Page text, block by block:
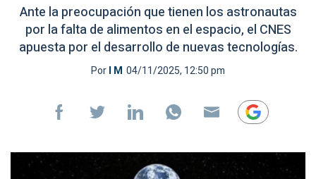
Ante la preocupación que tienen los astronautas
por la falta de alimentos en el espacio, el CNES
apuesta por el desarrollo de nuevas tecnologías.
PorI M 04/11/2025, 12:50 pm